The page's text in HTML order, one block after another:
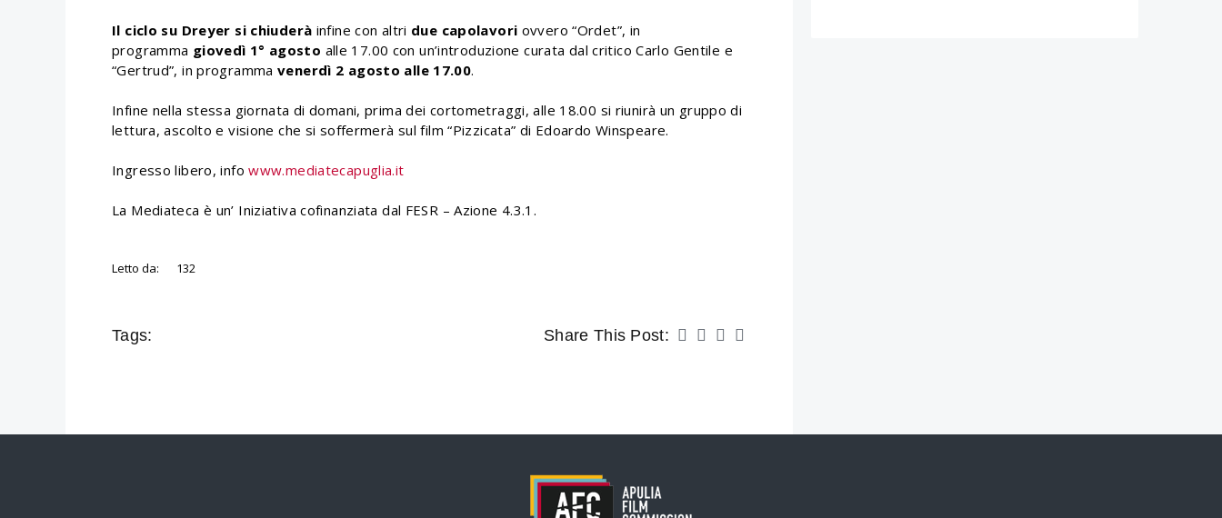
Il ciclo su Dreyer si chiuderà infine con altri due capolavori ovvero “Ordet”, in
programma giovedì 1° agosto alle 17.00 con un’introduzione curata dal critico Carlo Gentile e
“Gertrud”, in programma venerdì 2 agosto alle 17.00.
Infine nella stessa giornata di domani, prima dei cortometraggi, alle 18.00 si riunirà un gruppo di
lettura, ascolto e visione che si soffermerà sul film “Pizzicata” di Edoardo Winspeare.
Ingresso libero, infowww.mediatecapuglia.it
La Mediateca è un’ Iniziativa cofinanziata dal FESR – Azione 4.3.1.
Letto da: 132
Tags: Share This Post: